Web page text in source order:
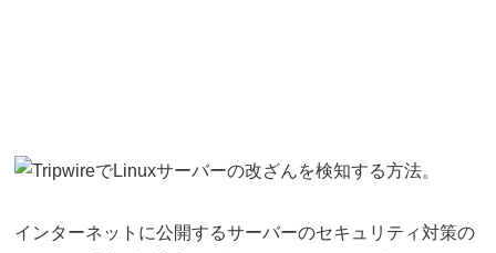
インターネットに公開するサーバーのセキュリティ対策の